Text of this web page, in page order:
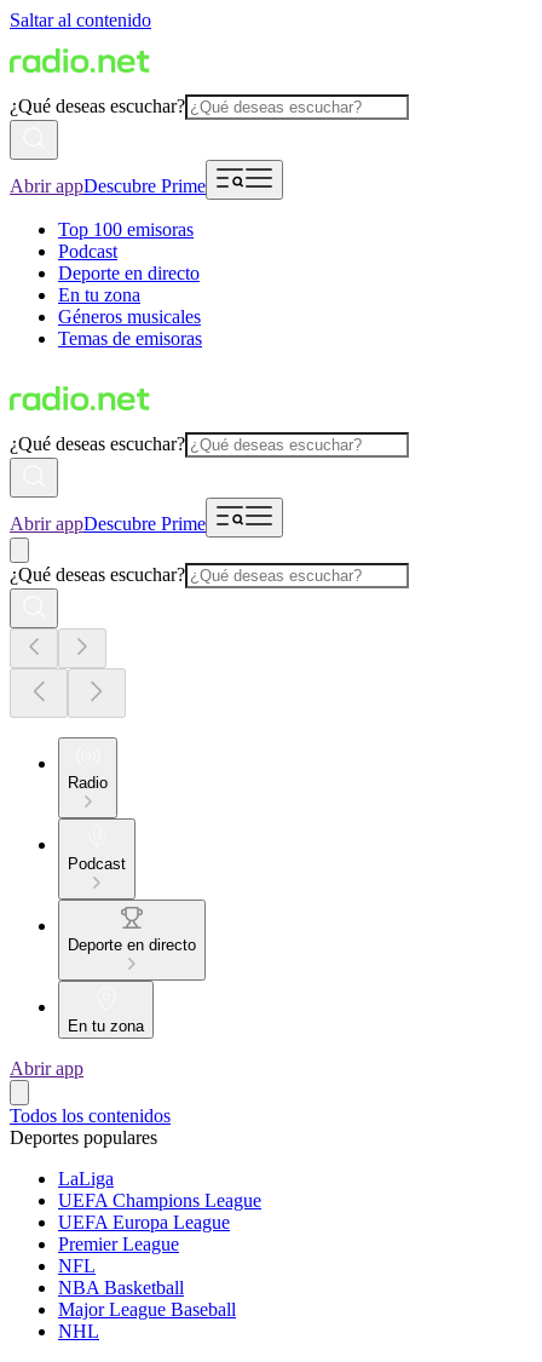
Saltar al contenido
¿Qué deseas escuchar?
Abrir appDescubre Prime
Top 100 emisoras
Podcast
Deporte en directo
En tu zona
Géneros musicales
Temas de emisoras
¿Qué deseas escuchar?
Abrir appDescubre Prime
¿Qué deseas escuchar?
Radio
Podcast
Deporte en directo
En tu zona
Abrir app
Todos los contenidos
Deportes populares
LaLiga
UEFA Champions League
UEFA Europa League
Premier League
NFL
NBA Basketball
Major League Baseball
NHL